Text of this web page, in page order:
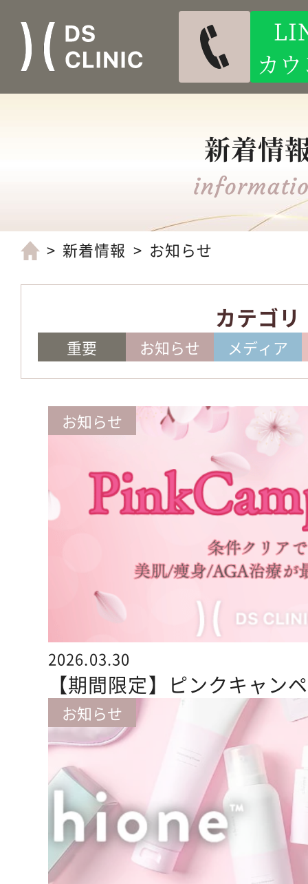
カ
新着情
新着情報 お知らせ
カテゴリ
重要 お知らせ メディア
お知らせ
2026.03.30
【期間限定】ピンクキャン
お知らせ